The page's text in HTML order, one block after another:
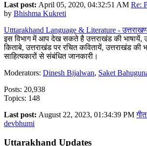
Last post: April 05, 2020, 04:32:51 AM Re:
by Bhishma Kukreti
Utttarakhand Language & Literature -
इस विभाग में आप देख सकते है उत्तराखंड की भाषायें,
किताबे, उत्तराखंड पर रचित कवितायें, उत्तराखंड
साहित्यकारों से संबंधित जानकारी।
Moderators: Dinesh Bijalwan, Saket
Posts: 20,938
Topics: 148
Last post: August 22, 2023, 01:34:39 PM
devbhumi
Uttarakhand Updates